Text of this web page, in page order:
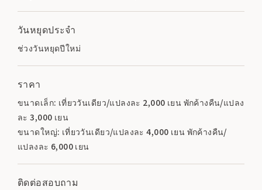
วันหยุดประจำ
ช่วงวันหยุดปีใหม่
ราคา
ขนาดเล็ก: เที่ยววันเดียว/แปลงละ 2,000 เยน พักค้างคืน/แปลง
ละ 3,000 เยน
ขนาดใหญ่: เที่ยววันเดียว/แปลงละ 4,000 เยน พักค้างคืน/
แปลงละ 6,000 เยน
ติดต่อสอบถาม